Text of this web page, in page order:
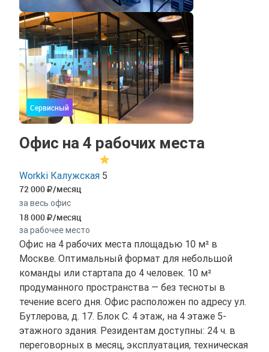
Сервисный
Офис на 4 рабочих места
Workki Калужская 5
72 000 /месяц
за весь офис
18 000 /месяц
за рабочее место
Офис на 4 рабочих места площадью 10 м² в
Москве. Оптимальный формат для небольшой
команды или стартапа до 4 человек. 10 м²
продуманного пространства — без тесноты в
течение всего дня. Офис расположен по адресу ул.
Бутлерова, д. 17. Блок С. 4 этаж, на 4 этаже 5-
этажного здания. Резидентам доступны: 24 ч. в
переговорных в месяц, эксплуатация, техническая